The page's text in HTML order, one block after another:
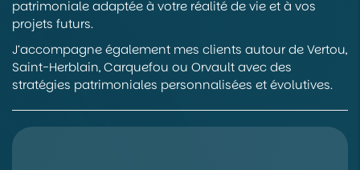
patrimoniale adaptée à votre réalité de vie et à vos
projets futurs.
J’accompagne également mes clients autour de Vertou,
Saint-Herblain, Carquefou ou Orvault avec des
stratégies patrimoniales personnalisées et évolutives.